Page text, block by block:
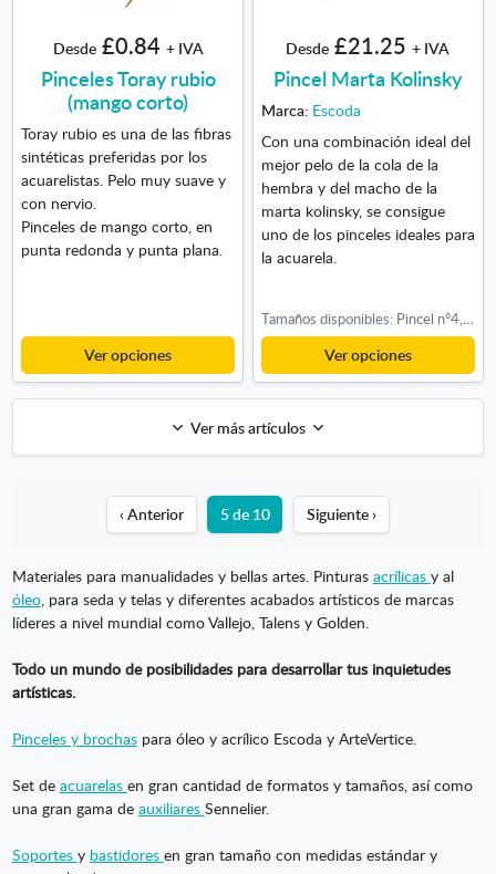
Desde £0.84 + IVA
Pinceles Toray rubio
(mango corto)
Toray rubio es una de las fibras
sintéticas preferidas por los
acuarelistas. Pelo muy suave y
con nervio.
Pinceles de mango corto, en
punta redonda y punta plana.
Ver opciones
Desde £21.25 + IVA
Pincel Marta Kolinsky
Marca: Escoda
Con una combinación ideal del
mejor pelo de la cola de la
hembra y del macho de la
marta kolinsky, se consigue
uno de los pinceles ideales para
la acuarela.
Tamaños disponibles: Pincel nº4, Pincel nº6, Pincel nº8, Pincel nº10, Pincel nº14
Ver opciones
Ver más artículos
‹ Anterior 5 de 10 Siguiente ›
Materiales para manualidades y bellas artes. Pinturas acrílicas y al
óleo, para seda y telas y diferentes acabados artísticos de marcas
líderes a nivel mundial como Vallejo, Talens y Golden.
Todo un mundo de posibilidades para desarrollar tus inquietudes
artísticas.
Pinceles y brochaspara óleo y acrílico Escoda y ArteVertice.
Set de acuarelas en gran cantidad de formatos y tamaños, así como
una gran gama de auxiliares Sennelier.
Soportes y bastidores en gran tamaño con medidas estándar y